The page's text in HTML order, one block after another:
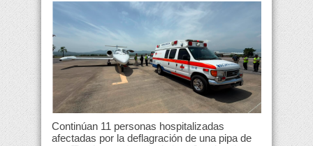
Continúan 11 personas hospitalizadas
afectadas por la deflagración de una pipa de